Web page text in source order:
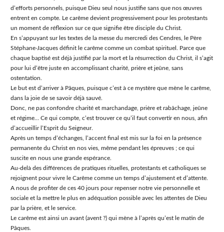
dʼefforts personnels, puisque Dieu seul nous justifie sans que nos œuvres
entrent en compte. Le carême devient progressivement pour les protestants
un moment de réflexion sur ce que signifie être disciple du Christ.
En sʼappuyant sur les textes de la messe du mercredi des Cendres, le Père
Stéphane-Jacques définit le carême comme un combat spirituel. Parce que
chaque baptisé est déjà justifié par la mort et la résurrection du Christ, il sʼagit
pour lui dʼêtre juste en accomplissant charité, prière et jeûne, sans
ostentation.
Le but est dʼarriver à Pâques, puisque cʼest à ce mystère que mène le carême,
dans la joie de se savoir déjà sauvé.
Donc, ne pas confondre charité et marchandage, prière et rabâchage, jeûne
et régime… Ce qui compte, cʼest trouver ce quʼil faut convertir en nous, afin
dʼaccueillir lʼEsprit du Seigneur.
Après un temps dʼéchanges, lʼaccent final est mis sur la foi en la présence
permanente du Christ en nos vies, même pendant les épreuves ; ce qui
suscite en nous une grande espérance.
Au-delà des différences de pratiques rituelles, protestants et catholiques se
rejoignent pour vivre le Carême comme un temps d’ajustement et d’attente.
A nous de profiter de ces 40 jours pour repenser notre vie personnelle et
sociale et la mettre le plus en adéquation possible avec les attentes de Dieu
par la prière, et le service.
Le carême est ainsi un avant (avent ?) qui mène à lʼaprès quʼest le matin de
Pâques.